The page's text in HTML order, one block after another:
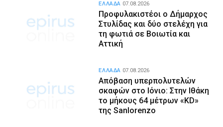
Προφυλακιστέοι ο Δήμαρχος
Στυλίδας και δύο στελέχη για
τη φωτιά σε Βοιωτία και
Αττική
ΕΛΛΑΔΑ 07.08.2026
Απόβαση υπερπολυτελών
σκαφών στο Ιόνιο: Στην Ιθάκη
το μήκους 64 μέτρων «KD»
της Sanlorenzo
ΕΛΛΑΔΑ 07.08.2026